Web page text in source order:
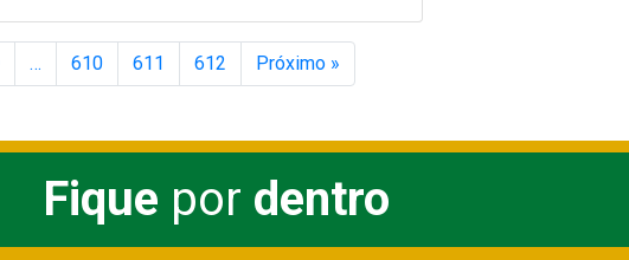
… 610 611 612 Próximo »
Fique por dentro